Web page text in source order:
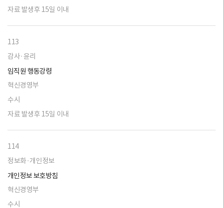
자료 발생후 15일 이내
113
감사·윤리
임직원 행동강령
혁신경영부
수시
자료 발생후 15일 이내
114
정보화·개인정보
개인정보 보호방침
혁신경영부
수시